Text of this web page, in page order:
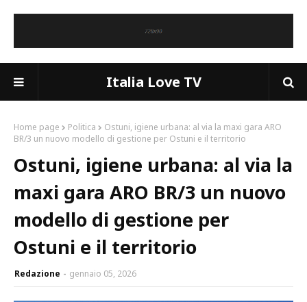
Italia Love TV
Home page Politica
Ostuni, igiene urbana: al via la maxi gara ARO
BR/3 un nuovo modello di gestione per Ostuni e il territorio
Ostuni, igiene urbana: al via la
maxi gara ARO BR/3 un nuovo
modello di gestione per
Ostuni e il territorio
Redazione gennaio 05, 2026